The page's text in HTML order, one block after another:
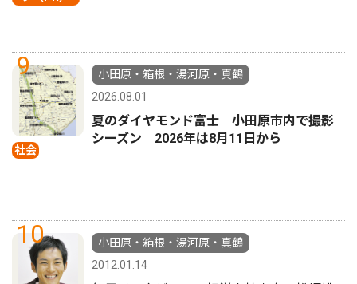
9
社会
小田原・箱根・湯河原・真鶴
2026.08.01
夏のダイヤモンド富士 小田原市内で撮影
シーズン 2026年は8月11日から
10
小田原・箱根・湯河原・真鶴
2012.01.14